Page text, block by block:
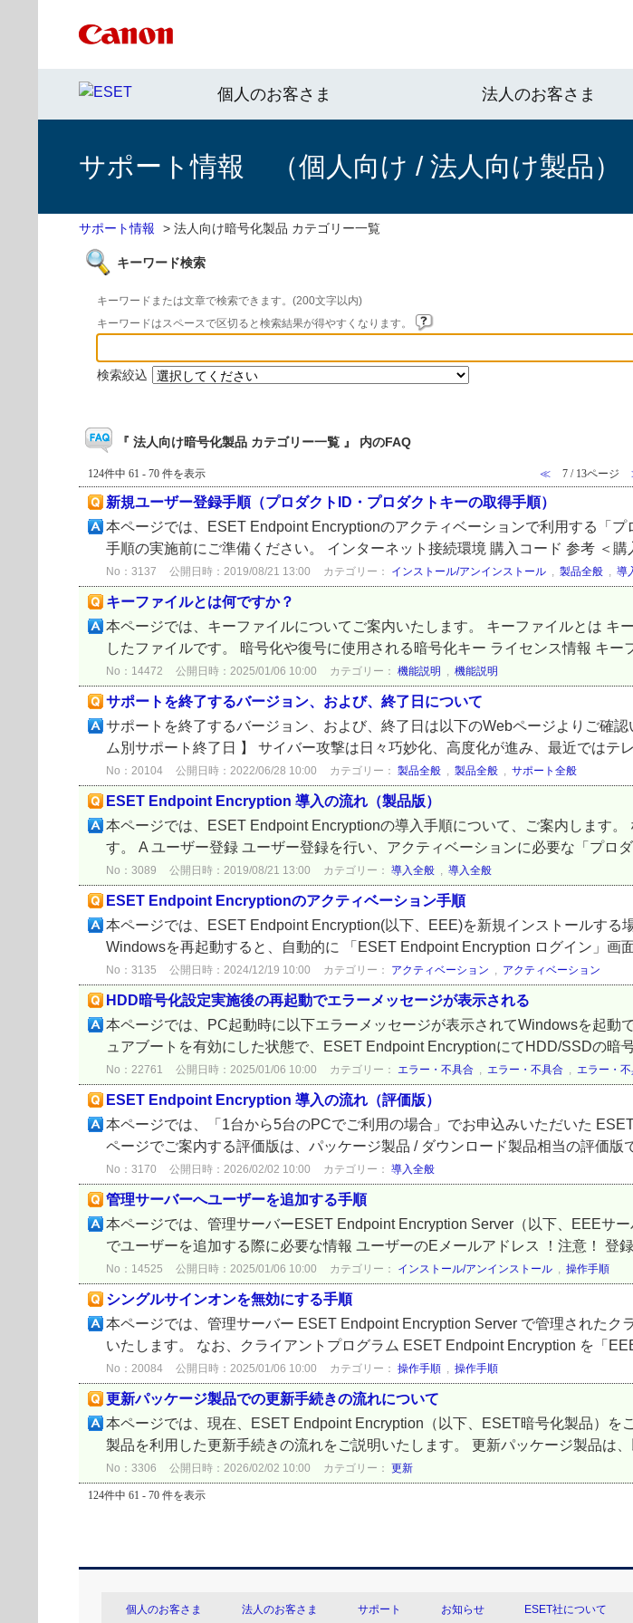
個人のお客さま 法人のお客さま
サポート情報 （個人向け / 法人向け製品）
サポート情報 > 法人向け暗号化製品 カテゴリー一覧
キーワード検索
キーワードまたは文章で検索できます。(200文字以内)
キーワードはスペースで区切ると検索結果が得やすくなります。
検索絞込
『 法人向け暗号化製品 カテゴリー一覧 』 内のFAQ
124件中 61 - 70 件を表示 ≪ 7 / 13ページ
新規ユーザー登録手順（プロダクトID・プロダクトキーの取得手順）
本ページでは、ESET Endpoint Encryptionのアクティベーションで利用する「
手順の実施前にご準備ください。 インターネット接続環境 購入コード 参考 ＜
No：3137 公開日時：2019/08/21 13:00 カテゴリー： インストール/アンインストール , 製品全般 , 導
キーファイルとは何ですか？
本ページでは、キーファイルについてご案内いたします。 キーファイルとは
したファイルです。 暗号化や復号に使用される暗号化キー ライセンス情報 キ
No：14472 公開日時：2025/01/06 10:00 カテゴリー： 機能説明 , 機能説明
サポートを終了するバージョン、および、終了日について
サポートを終了するバージョン、および、終了日は以下のWebページよりご確
ム別サポート終了日 】 サイバー攻撃は日々巧妙化、高度化が進み、最近ではテ
No：20104 公開日時：2022/06/28 10:00 カテゴリー： 製品全般 , 製品全般 , サポート全般
ESET Endpoint Encryption 導入の流れ（製品版）
本ページでは、ESET Endpoint Encryptionの導入手順について、ご案内します
す。 A ユーザー登録 ユーザー登録を行い、アクティベーションに必要な「プロ
No：3089 公開日時：2019/08/21 13:00 カテゴリー： 導入全般 , 導入全般
ESET Endpoint Encryptionのアクティベーション手順
本ページでは、ESET Endpoint Encryption(以下、EEE)を新規インストールす
Windowsを再起動すると、自動的に 「ESET Endpoint Encryption ログイン」画
No：3135 公開日時：2024/12/19 10:00 カテゴリー： アクティベーション , アクティベーション
HDD暗号化設定実施後の再起動でエラーメッセージが表示される
本ページでは、PC起動時に以下エラーメッセージが表示されてWindowsを起
ュアブートを有効にした状態で、ESET Endpoint EncryptionにてHDD/SSDの暗
No：22761 公開日時：2025/01/06 10:00 カテゴリー： エラー・不具合 , エラー・不具合 , エラー・
ESET Endpoint Encryption 導入の流れ（評価版）
本ページでは、「1台から5台のPCでご利用の場合」でお申込みいただいた
ページでご案内する評価版は、パッケージ製品 / ダウンロード製品相当の評価
No：3170 公開日時：2026/02/02 10:00 カテゴリー： 導入全般
管理サーバーへユーザーを追加する手順
本ページでは、管理サーバーESET Endpoint Encryption Server（以下、EEEサ
でユーザーを追加する際に必要な情報 ユーザーのEメールアドレス ！注意！ 登
No：14525 公開日時：2025/01/06 10:00 カテゴリー： インストール/アンインストール , 操作手順
シングルサインオンを無効にする手順
本ページでは、管理サーバー ESET Endpoint Encryption Server で管理された
いたします。 なお、クライアントプログラム ESET Endpoint Encryption を「
No：20084 公開日時：2025/01/06 10:00 カテゴリー： 操作手順 , 操作手順
更新パッケージ製品での更新手続きの流れについて
本ページでは、現在、ESET Endpoint Encryption（以下、ESET暗号化製品）
製品を利用した更新手続きの流れをご説明いたします。 更新パッケージ製品は
No：3306 公開日時：2026/02/02 10:00 カテゴリー： 更新
124件中 61 - 70 件を表示
個人のお客さま 法人のお客さま サポート お知らせ ESET社について